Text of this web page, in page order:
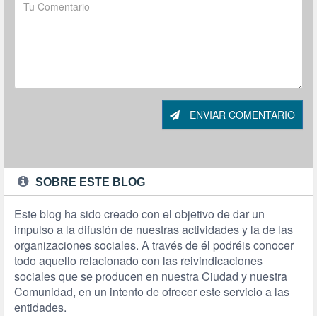
ENVIAR COMENTARIO
SOBRE ESTE BLOG
Este blog ha sido creado con el objetivo de dar un
impulso a la difusión de nuestras actividades y la de las
organizaciones sociales. A través de él podréis conocer
todo aquello relacionado con las reivindicaciones
sociales que se producen en nuestra Ciudad y nuestra
Comunidad, en un intento de ofrecer este servicio a las
entidades.